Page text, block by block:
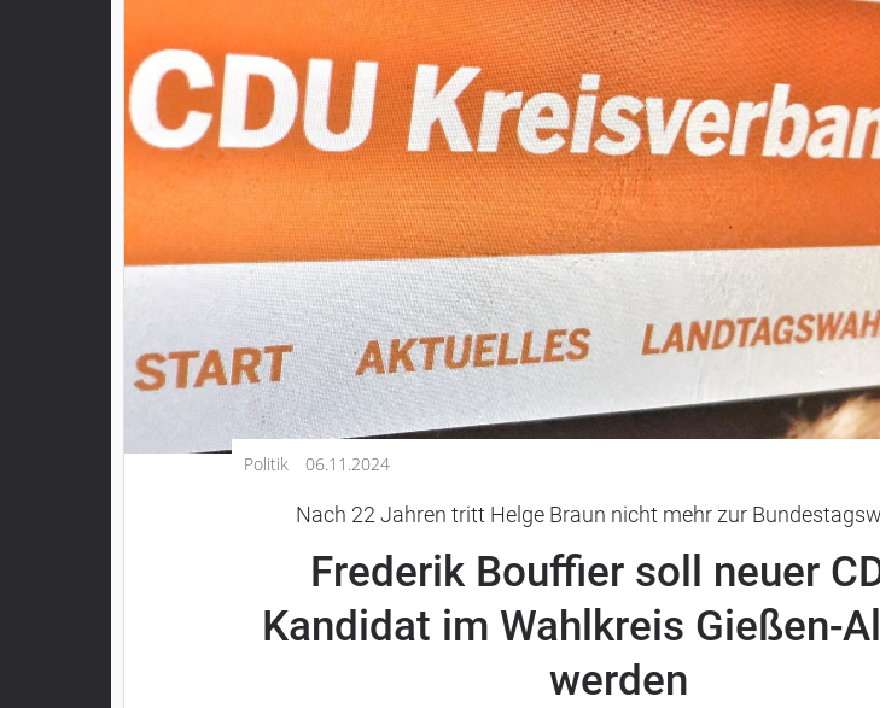
Lifestyle
Wirtschaft
Vogelsberg
Romrod
Schotten
Politik 06.11.2024
Nach 22 Jahren tritt Helge Braun nicht mehr zur
Frederik Bouffier soll neuer
Kandidat im Wahlkreis Gießen-
werden